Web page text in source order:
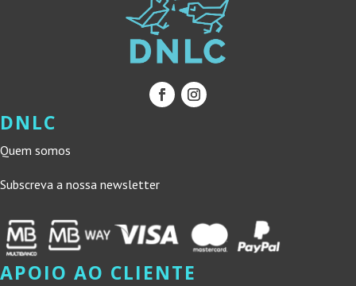
DNLC
Quem somos
Subscreva a nossa newsletter
APOIO AO CLIENTE